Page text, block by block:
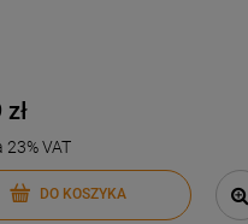
zł
VAT
DO KOSZYKA